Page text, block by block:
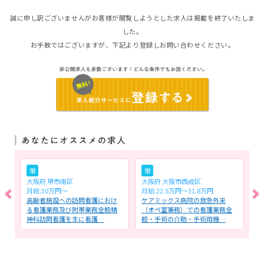
誠に申し訳ございませんがお客様が閲覧しようとした求人は掲載を終了いたしま
した。
お手数ではございますが、下記より登録しお問い合わせください。
常
大阪府 堺市南区
月給:30万円～
高齢者施設への訪問看護におけ
る看護業務及び附帯業務全般精
神科訪問看護を主に看護…
常
大阪府 大阪市西成区
月給:22.5万円〜31.8万円
ケアミックス病院の救急外来
（オペ室兼務）での看護業務全
般・手術の介助・手術用機…